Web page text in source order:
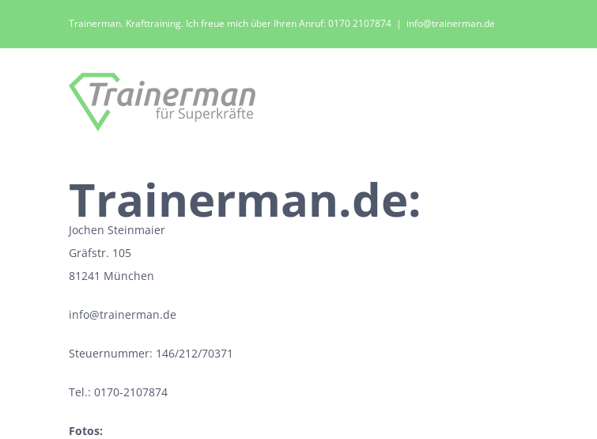
Trainerman. Krafttraining. Ich freue mich über Ihren Anruf: 0170 2107874 | info@trainerman.de
Trainerman.de:
Jochen Steinmaier
Gräfstr. 105
81241 München
info@trainerman.de
Steuernummer: 146/212/70371
Tel.: 0170-2107874
Fotos: